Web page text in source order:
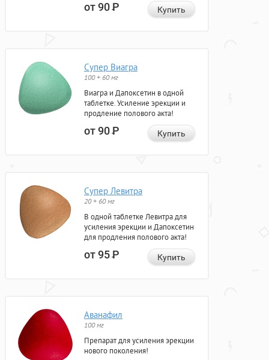
от 90Р Купить
Супер Виагра
100 + 60 мг
Виагра и Дапоксетин в одной
таблетке. Усиление эрекции и
продление полового акта!
от 90Р Купить
Супер Левитра
20 + 60 мг
В одной таблетке Левитра для
усиления эрекции и Дапоксетин
для продления полового акта!
от 95Р Купить
Аванафил
100 мг
Препарат для усиления эрекции
нового поколения!